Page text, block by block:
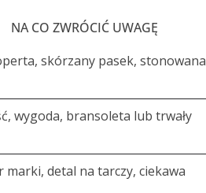
NA CO ZWRÓCIĆ UWAGĘ
skórzany pasek, stonowana
wygoda, bransoleta lub trwały
marki, detal na tarczy, ciekawa